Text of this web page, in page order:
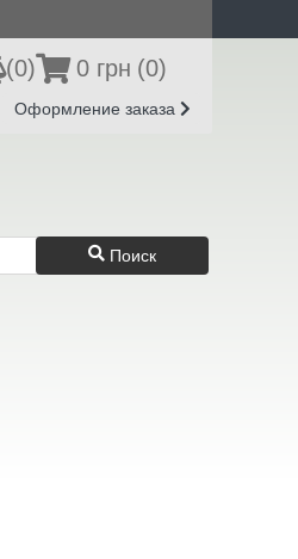
Вход
Регистрация
(0) 0 грн (0)
Оформление заказа
Поиск